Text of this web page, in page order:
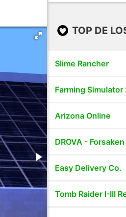
TOP DE
Slime Rancher
Farming
Arizona Online
DROVA -
Easy Delivery Co.
Tomb Raider I-III